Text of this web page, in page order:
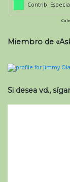
Contrib.
Miembro de
Si desea vd.,